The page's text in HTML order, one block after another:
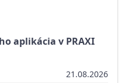
aplikácia v PRAXI
21.08.2026